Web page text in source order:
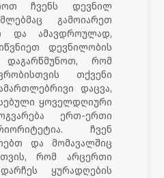
ჩვენს დევნილ
გამოიარეთ
და ამავდროულად,
დევნილობის
დაგარწმუნოთ, რომ
თქვენი
დაცვა,
ყოველდღიური
ერთ-ერთი
ჩვენ
და მომავალშიც
რომ არცერთი
ყურადღების